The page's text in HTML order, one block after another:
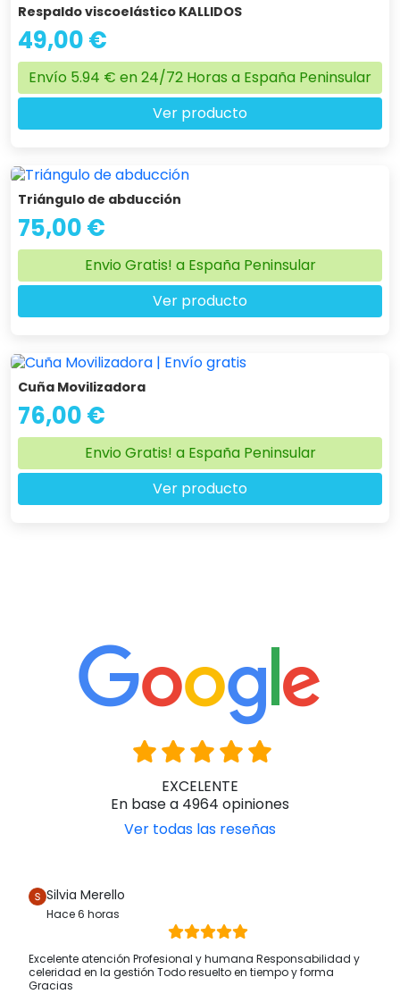
Respaldo viscoelástico KALLIDOS
49,00 €
Envío 5.94 € en 24/72 Horas a España Peninsular
Ver producto
Triángulo de abducción
75,00 €
Envio Gratis! a España Peninsular
Ver producto
Cuña Movilizadora
76,00 €
Envio Gratis! a España Peninsular
Ver producto
EXCELENTE
En base a 4964 opiniones
Ver todas las reseñas
Silvia Merello
Hace 6 horas
Excelente atención Profesional y humana Responsabilidad y
celeridad en la gestión Todo resuelto en tiempo y forma
Gracias